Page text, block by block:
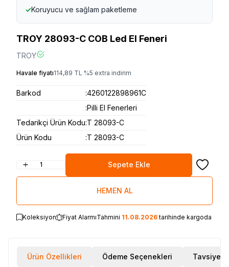
✓Koruyucu ve sağlam paketleme
TROY 28093-C COB Led El Feneri
TROY
Havale fiyatı114,89 TL %5 extra indirim
Barkod :4260122898961C
:Pilli El Fenerleri
Tedarikçi Ürün Kodu:T 28093-C
Ürün Kodu
:T 28093-C
Sepete Ekle Favoriye
HEMEN AL
Koleksiyon Fiyat AlarmıTahmini 11.08.2026tarihinde kargoda
Ürün Özellikleri Ödeme Seçenekleri Tavsiye Et